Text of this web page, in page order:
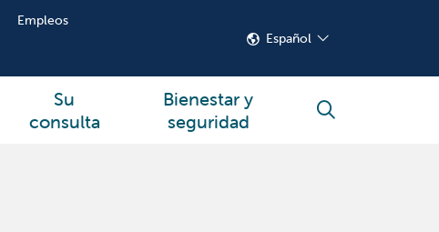
Empleos
Español
Su
consulta
Bienestar y
seguridad
buscar